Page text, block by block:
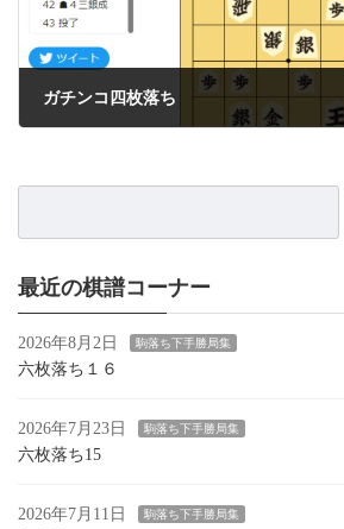
ガチンコ四枚落ち
最近の棋譜コーナー
2026年8月2日 駒落ち下手勝局集
六枚落ち１６
2026年7月23日 駒落ち下手勝局集
六枚落ち15
2026年7月11日 駒落ち下手勝局集